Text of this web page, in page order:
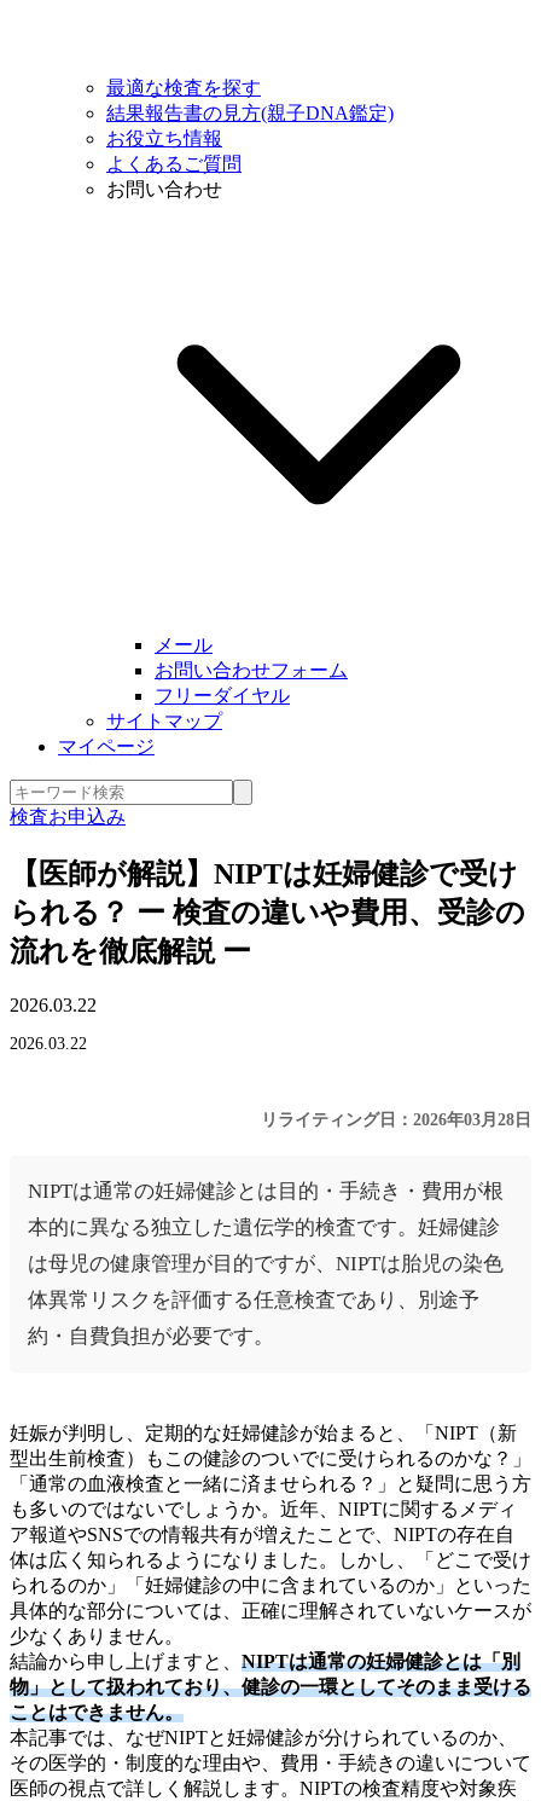
最適な検査を探す
結果報告書の見方(親子DNA鑑定)
お役立ち情報
よくあるご質問
お問い合わせ
メール
お問い合わせフォーム
フリーダイヤル
サイトマップ
マイページ
検査お申込み
【医師が解説】NIPTは妊婦健診で受け
られる？ ー 検査の違いや費用、受診の
流れを徹底解説 ー
2026.03.22
2026.03.22
リライティング日：2026年03月28日
NIPTは通常の妊婦健診とは目的・手続き・費用が根
本的に異なる独立した遺伝学的検査です。妊婦健診
は母児の健康管理が目的ですが、NIPTは胎児の染色
体異常リスクを評価する任意検査であり、別途予
約・自費負担が必要です。
妊娠が判明し、定期的な妊婦健診が始まると、「NIPT（新
型出生前検査）もこの健診のついでに受けられるのかな？」
「通常の血液検査と一緒に済ませられる？」と疑問に思う方
も多いのではないでしょうか。近年、NIPTに関するメディ
ア報道やSNSでの情報共有が増えたことで、NIPTの存在自
体は広く知られるようになりました。しかし、「どこで受け
られるのか」「妊婦健診の中に含まれているのか」といった
具体的な部分については、正確に理解されていないケースが
少なくありません。
結論から申し上げますと、 NIPTは通常の妊婦健診とは「別
物」として扱われており、健診の一環としてそのまま受ける
ことはできません。
本記事では、なぜNIPTと妊婦健診が分けられているのか、
その医学的・制度的な理由や、費用・手続きの違いについて
医師の視点で詳しく解説します。NIPTの検査精度や対象疾